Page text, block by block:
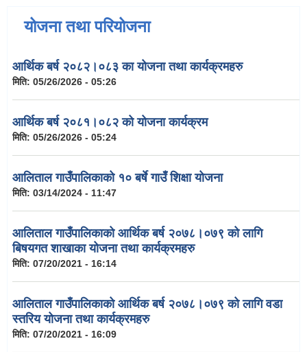
योजना तथा परियोजना
आर्थिक बर्ष २०८२।०८३ का योजना तथा कार्यक्रमहरु
मिति: 05/26/2026 - 05:26
आर्थिक बर्ष २०८१।०८२ को योजना कार्यक्रम
मिति: 05/26/2026 - 05:24
आलिताल गाउँपालिकाको १० बर्षे गाउँ शिक्षा योजना
मिति: 03/14/2024 - 11:47
आलिताल गाउँपालिकाको आर्थिक बर्ष २०७८।०७९ को लागि
बिषयगत शाखाका योजना तथा कार्यक्रमहरु
मिति: 07/20/2021 - 16:14
आलिताल गाउँपालिकाको आर्थिक बर्ष २०७८।०७९ को लागि वडा
स्तरिय योजना तथा कार्यक्रमहरु
मिति: 07/20/2021 - 16:09